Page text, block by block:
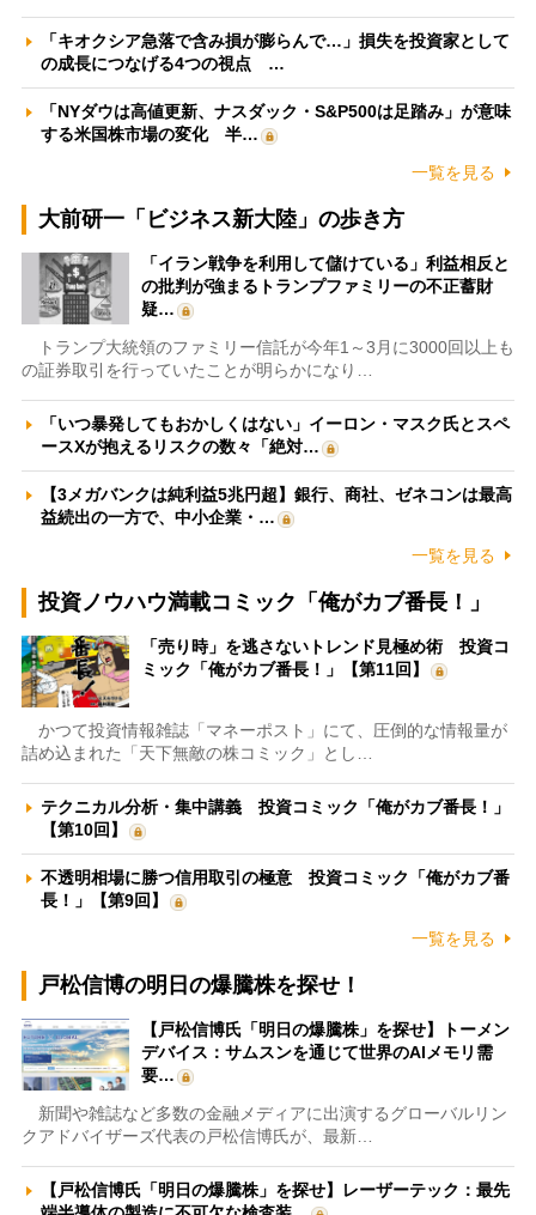
「キオクシア急落で含み損が膨らんで…」損失を投資家として
の成長につなげる4つの視点 …
「NYダウは高値更新、ナスダック・S&P500は足踏み」が意味
する米国株市場の変化 半…
一覧を見る
大前研一「ビジネス新大陸」の歩き方
「イラン戦争を利用して儲けている」利益相反と
の批判が強まるトランプファミリーの不正蓄財
疑…
トランプ大統領のファミリー信託が今年1～3月に3000回以上も
の証券取引を行っていたことが明らかになり…
「いつ暴発してもおかしくはない」イーロン・マスク氏とスペ
ースXが抱えるリスクの数々「絶対…
【3メガバンクは純利益5兆円超】銀行、商社、ゼネコンは最高
益続出の一方で、中小企業・…
一覧を見る
投資ノウハウ満載コミック「俺がカブ番長！」
「売り時」を逃さないトレンド見極め術 投資コ
ミック「俺がカブ番長！」【第11回】
かつて投資情報雑誌「マネーポスト」にて、圧倒的な情報量が
詰め込まれた「天下無敵の株コミック」とし…
テクニカル分析・集中講義 投資コミック「俺がカブ番長！」
【第10回】
不透明相場に勝つ信用取引の極意 投資コミック「俺がカブ番
長！」【第9回】
一覧を見る
戸松信博の明日の爆騰株を探せ！
【戸松信博氏「明日の爆騰株」を探せ】トーメン
デバイス：サムスンを通じて世界のAIメモリ需
要…
新聞や雑誌など多数の金融メディアに出演するグローバルリン
クアドバイザーズ代表の戸松信博氏が、最新…
【戸松信博氏「明日の爆騰株」を探せ】レーザーテック：最先